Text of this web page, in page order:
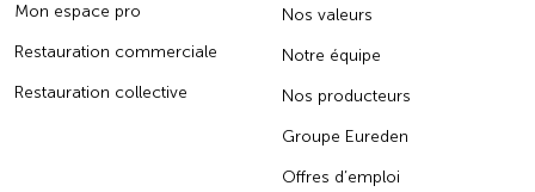
Mon espace pro
Restauration commerciale
Restauration collective
Nos valeurs
Notre équipe
Nos producteurs
Groupe Eureden
Offres d’emploi